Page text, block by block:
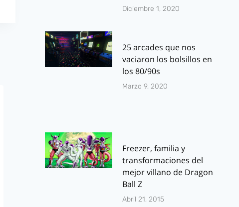
Diciembre 1, 2020
25 arcades que nos
vaciaron los bolsillos en
los 80/90s
Marzo 9, 2020
Freezer, familia y
transformaciones del
mejor villano de Dragon
Ball Z
Abril 21, 2015